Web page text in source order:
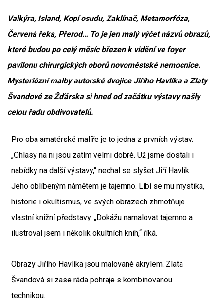
Valkýra, Island, Kopí osudu, Zaklínač, Metamorfóza,
Červená řeka, Přerod… To je jen malý výčet názvů obrazů,
které budou po celý měsíc březen k vidění ve foyer
pavilonu chirurgických oborů novoměstské nemocnice.
Mysteriózní malby autorské dvojice Jiřího Havlíka a Zlaty
Švandové ze Žďárska si hned od začátku výstavy našly
celou řadu obdivovatelů.
Pro oba amatérské malíře je to jedna z prvních výstav.
„Ohlasy na ni jsou zatím velmi dobré. Už jsme dostali i
nabídky na další výstavy,“ nechal se slyšet Jiří Havlík.
Jeho oblíbeným námětem je tajemno. Líbí se mu mystika,
historie i okultismus, ve svých obrazech zhmotňuje
vlastní knižní představy. „Dokážu namalovat tajemno a
ilustroval jsem i několik okultních knih,“ říká.
Obrazy Jiřího Havlíka jsou malované akrylem, Zlata
Švandová si zase ráda pohraje s kombinovanou
technikou.